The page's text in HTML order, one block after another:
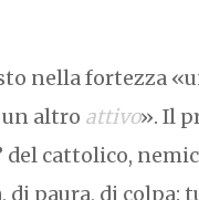
nella fortezza
altro attivo». Il
cattolico,
di paura, di colpa: